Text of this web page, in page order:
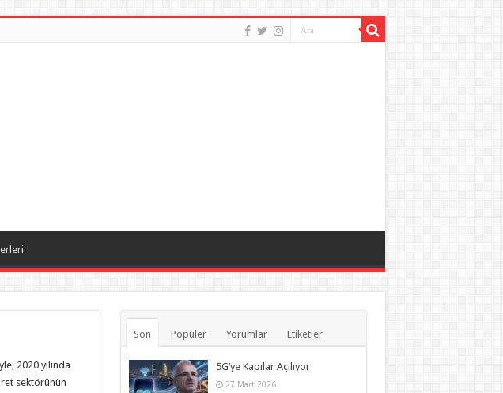
2020 yılında
sektörünün
Son Popüler Yorumlar Etiketler
5G’ye Kapılar Açılıyor
27 Mart 2026